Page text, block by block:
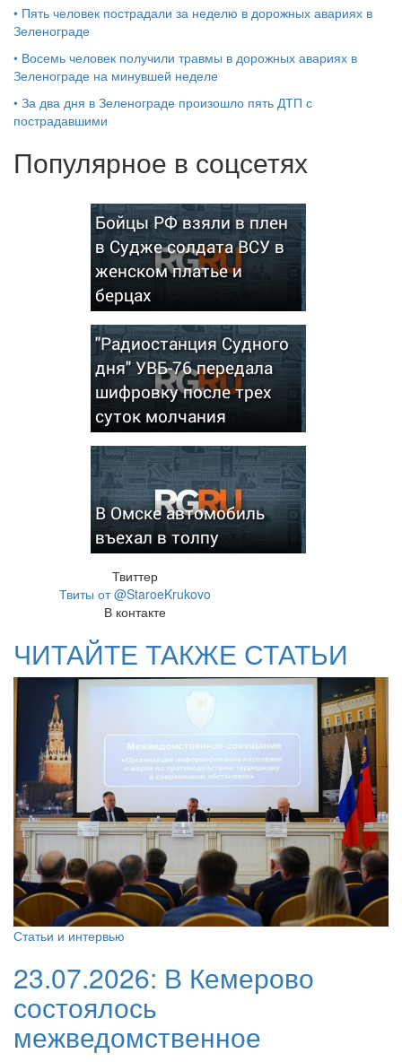
• Пять человек пострадали за неделю в дорожных авариях в
Зеленограде
• Восемь человек получили травмы в дорожных авариях в
Зеленограде на минувшей неделе
• За два дня в Зеленограде произошло пять ДТП с
пострадавшими
Популярное в соцсетях
Бойцы РФ взяли в плен
в Судже солдата ВСУ в
женском платье и
берцах
"Радиостанция Судного
дня" УВБ-76 передала
шифровку после трех
суток молчания
В Омске автомобиль
въехал в толпу
Твиттер
Твиты от @StaroeKrukovo
В контакте
ЧИТАЙТЕ ТАКЖЕ СТАТЬИ
Статьи и интервью
23.07.2026: В Кемерово
состоялось
межведомственное